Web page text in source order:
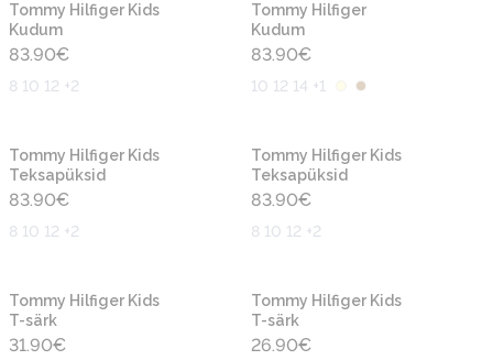
Tommy Hilfiger Kids
Kudum
83.90€
8 10 12 +2
Tommy Hilfiger
Kudum
83.90€
10 12 14 +1
Tommy Hilfiger Kids
Teksapüksid
83.90€
8 10 12 +2
Tommy Hilfiger Kids
Teksapüksid
83.90€
8 10 12 +2
Tommy Hilfiger Kids
T-särk
31.90€
Tommy Hilfiger Kids
T-särk
26.90€